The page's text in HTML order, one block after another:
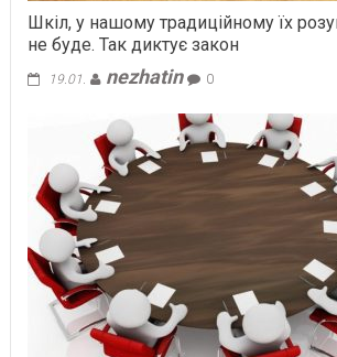
Шкіл, у нашому традиційному їх
не буде. Так диктує закон
19.01. nezhatin 0